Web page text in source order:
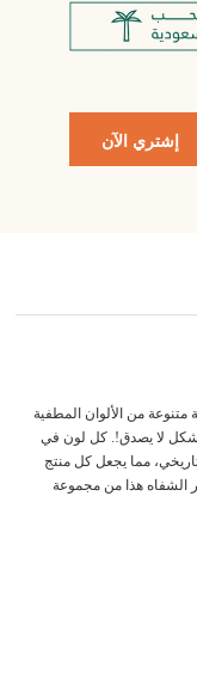
إشتري الآن
من الألوان المطفية
بشكل لا يصدق!. كل لون في
مما يجعل كل منتج
الشفاه هذا من مجموعة